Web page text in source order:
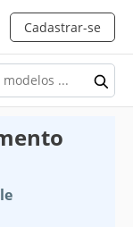
Cadastrar-se